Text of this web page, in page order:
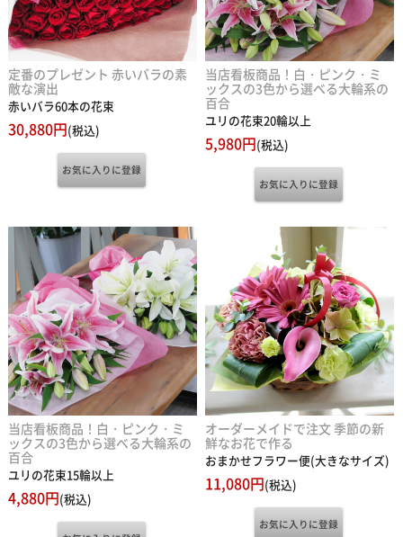
定番のプレゼント 赤いバラの素
敵な演出
赤いバラ60本の花束
30,880円(税込)
当店看板商品！白・ピンク・ミ
ックスの3色から選べる大輪系の
百合
ユリの花束20輪以上
5,980円(税込)
当店看板商品！白・ピンク・ミ
ックスの3色から選べる大輪系の
百合
ユリの花束15輪以上
4,880円(税込)
オーダーメイドで注文 季節の新
鮮なお花で作る
おまかせフラワー便(大きなサイズ)
11,080円(税込)